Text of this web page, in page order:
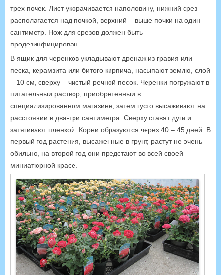
трех почек. Лист укорачивается наполовину, нижний срез
располагается над почкой, верхний – выше почки на один
сантиметр. Нож для срезов должен быть
продезинфицирован.
В ящик для черенков укладывают дренаж из гравия или
песка, керамзита или битого кирпича, насыпают землю, слой
– 10 см, сверху – чистый речной песок. Черенки погружают в
питательный раствор, приобретенный в
специализированном магазине, затем густо высаживают на
расстоянии в два-три сантиметра. Сверху ставят дуги и
затягивают пленкой. Корни образуются через 40 – 45 дней. В
первый год растения, высаженные в грунт, растут не очень
обильно, на второй год они предстают во всей своей
миниатюрной красе.